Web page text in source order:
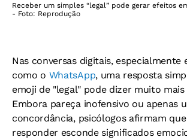
Receber um simples “legal” pode gerar efeitos
- Foto: Reprodução
Nas conversas digitais, especialmente
como o WhatsApp, uma resposta
emoji de "legal" pode dizer muito mais
Embora pareça inofensivo ou apenas
concordância, psicólogos afirmam
responder esconde significados